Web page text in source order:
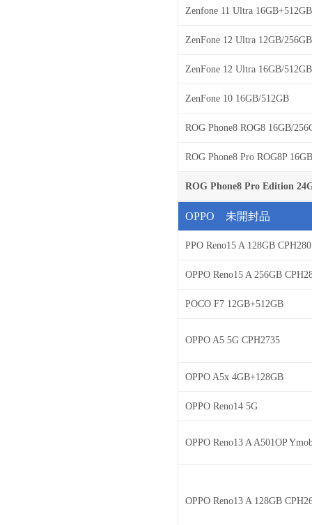
Zenfone 11 Ultra 16GB+512GB
ZenFone 12 Ultra 12GB/256GB
ZenFone 12 Ultra 16GB/512GB
ZenFone 10 16GB/512GB
ROG Phone8 ROG8 16GB/
ROG Phone8 Pro ROG8P
ROG Phone8 Pro Edition
OPPO 未開封品
PPO Reno15 A 128GB
OPPO Reno15 A 256GB
POCO F7 12GB+512GB
OPPO A5 5G CPH2735
OPPO A5x 4GB+128GB
OPPO Reno14 5G
OPPO Reno13 A A501OP
OPPO Reno13 A 128GB